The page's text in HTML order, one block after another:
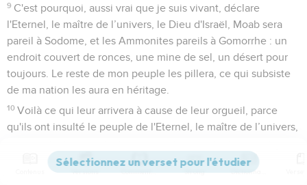
9 C'est pourquoi, aussi vrai que je suis vivant, déclare
l'Eternel, le maître de l’univers, le Dieu d'Israël, Moab sera
pareil à Sodome, et les Ammonites pareils à Gomorrhe : un
endroit couvert de ronces, une mine de sel, un désert pour
toujours. Le reste de mon peuple les pillera, ce qui subsiste
de ma nation les aura en héritage.
10 Voilà ce qui leur arrivera à cause de leur orgueil, parce
qu'ils ont insulté le peuple de l'Eternel, le maître de l’univers,
L'Eternel sera redoutable contre eux, car il supprimera tous
Versions Commentaires Strong